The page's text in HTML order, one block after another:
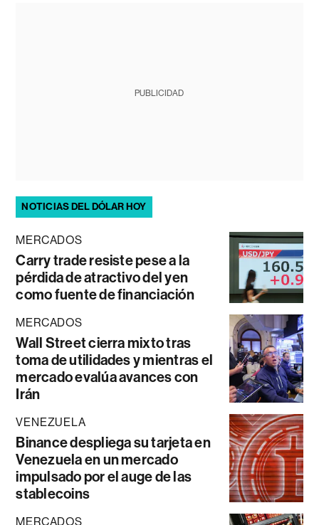
PUBLICIDAD
NOTICIAS DEL DÓLAR HOY
MERCADOS
Carry trade resiste pese a la
pérdida de atractivo del yen
como fuente de financiación
MERCADOS
Wall Street cierra mixto tras
toma de utilidades y mientras el
mercado evalúa avances con
Irán
VENEZUELA
Binance despliega su tarjeta en
Venezuela en un mercado
impulsado por el auge de las
stablecoins
MERCADOS